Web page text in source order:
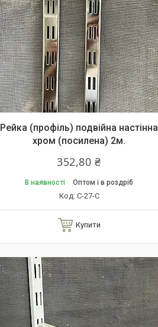
Рейка (профіль) подвійна настінна
хром (посилена) 2м.
352,80 ₴
В наявності Оптом і в роздріб
С-27-С
Купити